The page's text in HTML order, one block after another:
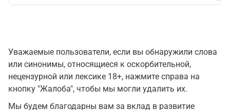
Уважаемые пользователи, если вы обнаружили слова
или синонимы, относящиеся к оскорбительной,
нецензурной или лексике 18+, нажмите справа на
кнопку "Жалоба", чтобы мы могли удалить их.
Мы будем благодарны вам за вклад в развитие